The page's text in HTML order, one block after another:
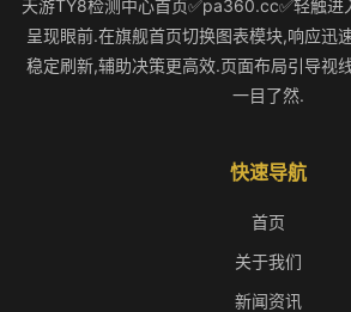
天游TY8检测中心首页✅pa360.cc✅轻触进
呈现眼前.在旗舰首页切换图表模块,响应迅
稳定刷新,辅助决策更高效.页面布局引导视
一目了然.
快速导航
首页
关于我们
新闻资讯